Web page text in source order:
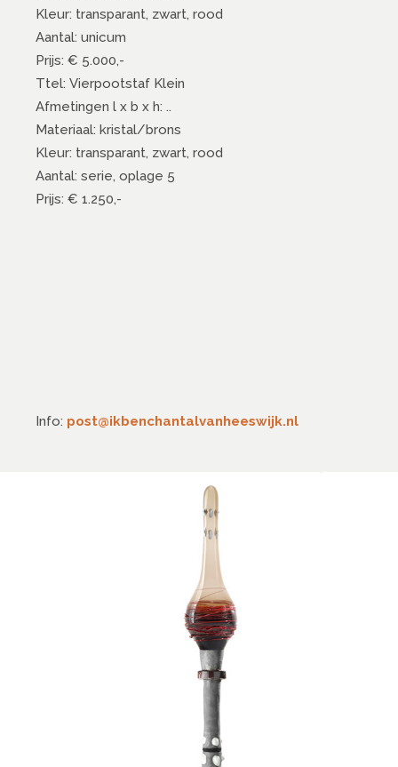
Kleur: transparant, zwart, rood
Aantal: unicum
Prijs: € 5.000,-
Ttel: Vierpootstaf Klein
Afmetingen l x b x h: ..
Materiaal: kristal/brons
Kleur: transparant, zwart, rood
Aantal: serie, oplage 5
Prijs: € 1.250,-
Info: post@ikbenchantalvanheeswijk.nl